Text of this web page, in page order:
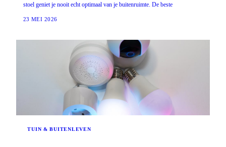
stoel geniet je nooit echt optimaal van je buitenruimte. De beste
23 MEI 2026
TUIN & BUITENLEVEN